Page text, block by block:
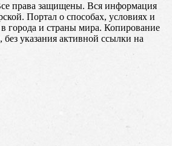
права защищены. Вся информация
Портал о способах, условиях и
города и страны мира. Копирование
указания активной ссылки на